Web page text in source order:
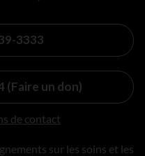
3333
(Faire un don)
de contact
sur les soins et les